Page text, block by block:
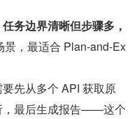
任务边界清晰但步骤多，
景，最适合 Plan-and-Ex
先从多个 API 获取原
，最后生成报告——这个